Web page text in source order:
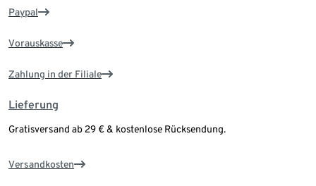
Paypal
Vorauskasse
Zahlung in der Filiale
Lieferung
Gratisversand ab 29 € & kostenlose Rücksendung.
Versandkosten